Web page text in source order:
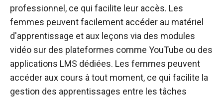
professionnel, ce qui facilite leur accès. Les
femmes peuvent facilement accéder au matériel
d'apprentissage et aux leçons via des modules
vidéo sur des plateformes comme YouTube ou des
applications LMS dédiées. Les femmes peuvent
accéder aux cours à tout moment, ce qui facilite la
gestion des apprentissages entre les tâches